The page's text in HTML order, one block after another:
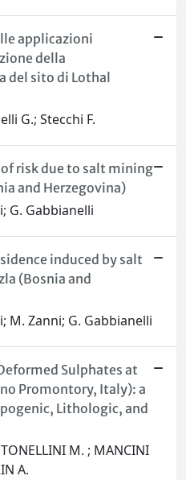
applicazioni
della
del sito di Lothal
G.; Stecchi F.
risk due to salt mining
and Herzegovina)
G. Gabbianelli
induced by salt
(Bosnia and
M. Zanni; G. Gabbianelli
Sulphates at
Promontory, Italy): a
Lithologic, and
M. ; MANCINI
A.